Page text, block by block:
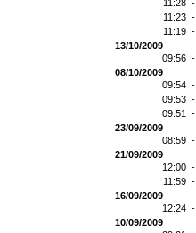
11:28 -
11:23 -
11:19 -
13/10/2009
09:56 -
08/10/2009
09:54 -
09:53 -
09:51 -
23/09/2009
08:59 -
21/09/2009
12:00 -
11:59 -
16/09/2009
12:24 -
10/09/2009